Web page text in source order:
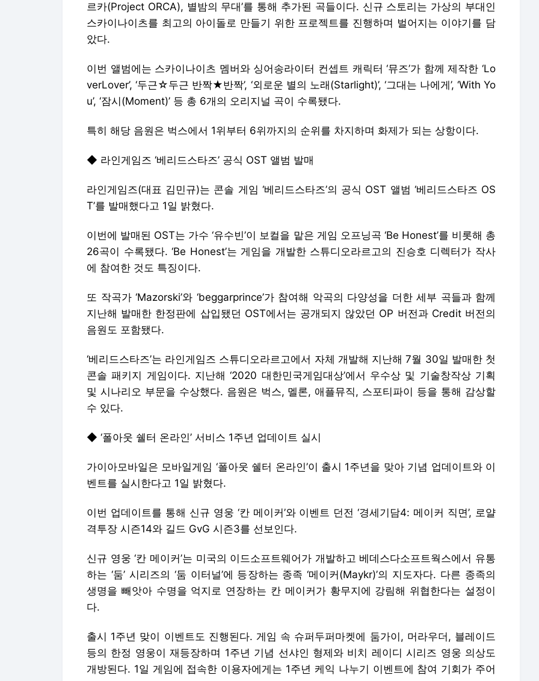
르카(Project ORCA), 별밤의 무대’를 통해 추가된 곡들이다. 신규 스토리는 가상의 부대인
스카이나이츠를 최고의 아이돌로 만들기 위한 프로젝트를 진행하며 벌어지는 이야기를 담
았다.
이번 앨범에는 스카이나이츠 멤버와 싱어송라이터 컨셉트 캐릭터 ‘뮤즈’가 함께 제작한 ‘Lo
verLover’, ‘두근☆두근 반짝★반짝’, ‘외로운 별의 노래(Starlight)’, ‘그대는 나에게’, ‘With Yo
u’, ‘잠시(Moment)’ 등 총 6개의 오리지널 곡이 수록됐다.
특히 해당 음원은 벅스에서 1위부터 6위까지의 순위를 차지하며 화제가 되는 상항이다.
◆ 라인게임즈 ‘베리드스타즈’ 공식 OST 앨범 발매
라인게임즈(대표 김민규)는 콘솔 게임 ‘베리드스타즈’의 공식 OST 앨범 ‘베리드스타즈 OS
T’를 발매했다고 1일 밝혔다.
이번에 발매된 OST는 가수 ‘유수빈’이 보컬을 맡은 게임 오프닝곡 ‘Be Honest’를 비롯해 총
26곡이 수록됐다. ‘Be Honest’는 게임을 개발한 스튜디오라르고의 진승호 디렉터가 작사
에 참여한 것도 특징이다.
또 작곡가 ‘Mazorski’와 ‘beggarprince’가 참여해 악곡의 다양성을 더한 세부 곡들과 함께
지난해 발매한 한정판에 삽입됐던 OST에서는 공개되지 않았던 OP 버전과 Credit 버전의
음원도 포함됐다.
‘베리드스타즈’는 라인게임즈 스튜디오라르고에서 자체 개발해 지난해 7월 30일 발매한 첫
콘솔 패키지 게임이다. 지난해 ‘2020 대한민국게임대상’에서 우수상 및 기술창작상 기획
및 시나리오 부문을 수상했다. 음원은 벅스, 멜론, 애플뮤직, 스포티파이 등을 통해 감상할
수 있다.
◆ ‘폴아웃 쉘터 온라인’ 서비스 1주년 업데이트 실시
가이아모바일은 모바일게임 ‘폴아웃 쉘터 온라인’이 출시 1주년을 맞아 기념 업데이트와 이
벤트를 실시한다고 1일 밝혔다.
이번 업데이트를 통해 신규 영웅 ‘칸 메이커’와 이벤트 던전 ‘경세기담4: 메이커 직면’, 로얄
격투장 시즌14와 길드 GvG 시즌3를 선보인다.
신규 영웅 ‘칸 메이커’는 미국의 이드소프트웨어가 개발하고 베데스다소프트웍스에서 유통
하는 ‘둠’ 시리즈의 ‘둠 이터널’에 등장하는 종족 ‘메이커(Maykr)’의 지도자다. 다른 종족의
생명을 빼앗아 수명을 억지로 연장하는 칸 메이커가 황무지에 강림해 위협한다는 설정이
다.
출시 1주년 맞이 이벤트도 진행된다. 게임 속 슈퍼두퍼마켓에 둠가이, 머라우더, 블레이드
등의 한정 영웅이 재등장하며 1주년 기념 선샤인 형제와 비치 레이디 시리즈 영웅 의상도
개방된다. 1일 게임에 접속한 이용자에게는 1주년 케익 나누기 이벤트에 참여 기회가 주어